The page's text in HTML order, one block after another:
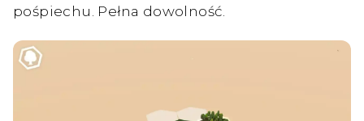
pośpiechu. Pełna dowolność.